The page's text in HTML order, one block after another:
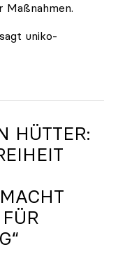
Maßnahmen.
uniko-
zunehmende Gefahr
HÜTTER: